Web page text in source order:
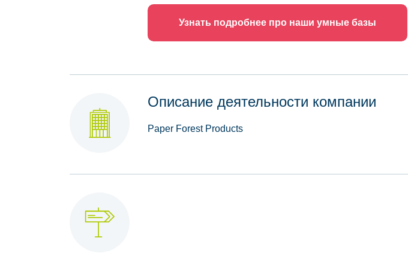
Узнать подробнее про наши умные базы
Описание деятельности компании
Paper Forest Products